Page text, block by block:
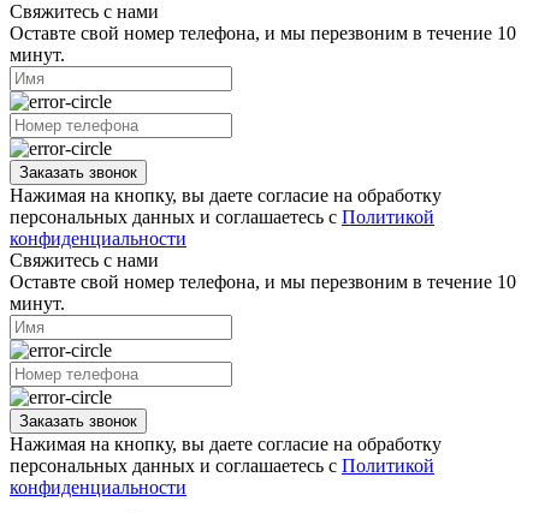
Свяжитесь с нами
Оставте свой номер телефона, и мы перезвоним в течение 10
минут.
Заказать звонок
Нажимая на кнопку, вы даете согласие на обработку
персональных данных и соглашаетесь с Политикой
конфиденциальности
Свяжитесь с нами
Оставте свой номер телефона, и мы перезвоним в течение 10
минут.
Заказать звонок
Нажимая на кнопку, вы даете согласие на обработку
персональных данных и соглашаетесь с Политикой
конфиденциальности